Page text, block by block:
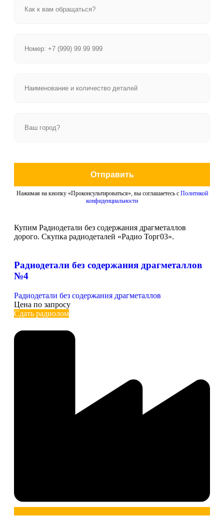
Отправить
Нажимая на кнопку «Проконсультироваться», вы соглашаетесь с Политикой
конфиденциальности
Купим Радиодетали без содержания драгметаллов
дорого. Скупка радиодеталей «Радио Торг03».
Радиодетали без содержания драгметаллов
№4
Радиодетали без содержания драгметаллов
Цена по запросу
Сдать радиолом